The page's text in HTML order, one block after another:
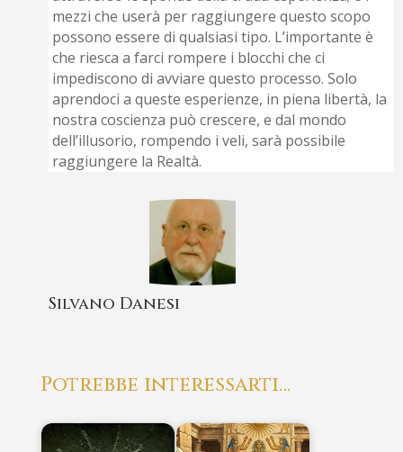
mezzi che userà per raggiungere questo scopo
possono essere di qualsiasi tipo. L’importante è
che riesca a farci rompere i blocchi che ci
impediscono di avviare questo processo. Solo
aprendoci a queste esperienze, in piena libertà, la
nostra coscienza può crescere, e dal mondo
dell’illusorio, rompendo i veli, sarà possibile
raggiungere la Realtà.
Silvano Danesi
Potrebbe interessarti…